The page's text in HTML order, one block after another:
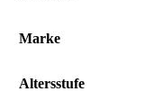
Marke
Altersstufe